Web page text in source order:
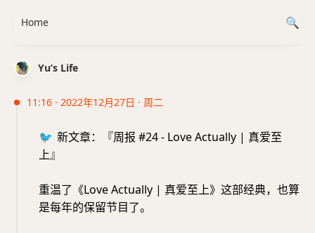
Yu’s Life
11:16 · 2022年12月27日 · 周二
🐦 新文章：『周报 #24 - Love Actually | 真爱至
上』
重温了《Love Actually | 真爱至上》这部经典，也算
是每年的保留节目了。
Home